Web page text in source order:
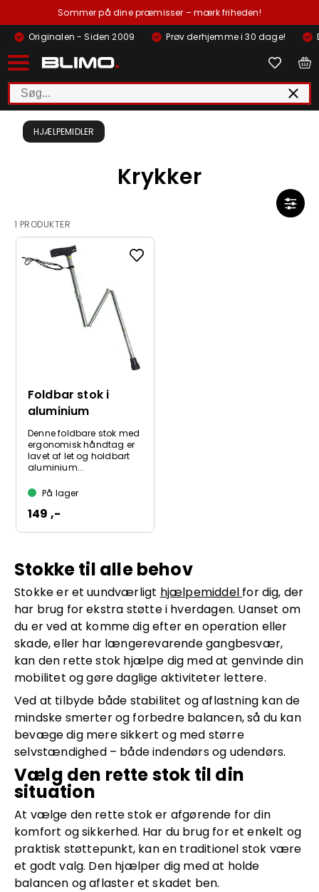
Sommer på dine præmisser – mærk friheden!
Originalen - Siden 2009
Prøv derhjemme i 30 dage!
HJÆLPEMIDLER
Krykker
1 PRODUKTER
Foldbar stok i
aluminium
Denne foldbare stok med
ergonomisk håndtag er
lavet af let og holdbart
aluminium...
På lager
149 ,-
Stokke til alle behov
Stokke er et uundværligt hjælpemiddel for dig, der
har brug for ekstra støtte i hverdagen. Uanset om
du er ved at komme dig efter en operation eller
skade, eller har længerevarende gangbesvær,
kan den rette stok hjælpe dig med at genvinde din
mobilitet og gøre daglige aktiviteter lettere.
Ved at tilbyde både stabilitet og aflastning kan de
mindske smerter og forbedre balancen, så du kan
bevæge dig mere sikkert og med større
selvstændighed – både indendørs og udendørs.
Vælg den rette stok til din
situation
At vælge den rette stok er afgørende for din
komfort og sikkerhed. Har du brug for et enkelt og
praktisk støttepunkt, kan en traditionel stok være
et godt valg. Den hjælper dig med at holde
balancen og aflaster et skadet ben.